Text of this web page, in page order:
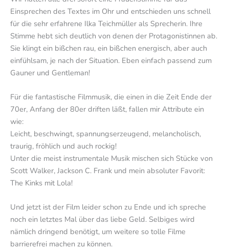
Einsprechen des Textes im Ohr und entschieden uns schnell
für die sehr erfahrene Ilka Teichmüller als Sprecherin. Ihre
Stimme hebt sich deutlich von denen der Protagonistinnen ab.
Sie klingt ein bißchen rau, ein bißchen energisch, aber auch
einfühlsam, je nach der Situation. Eben einfach passend zum
Gauner und Gentleman!
Für die fantastische Filmmusik, die einen in die Zeit Ende der
70er, Anfang der 80er driften läßt, fallen mir Attribute ein
wie:
Leicht, beschwingt, spannungserzeugend, melancholisch,
traurig, fröhlich und auch rockig!
Unter die meist instrumentale Musik mischen sich Stücke von
Scott Walker, Jackson C. Frank und mein absoluter Favorit:
The Kinks mit Lola!
Und jetzt ist der Film leider schon zu Ende und ich spreche
noch ein letztes Mal über das liebe Geld. Selbiges wird
nämlich dringend benötigt, um weitere so tolle Filme
barrierefrei machen zu können.